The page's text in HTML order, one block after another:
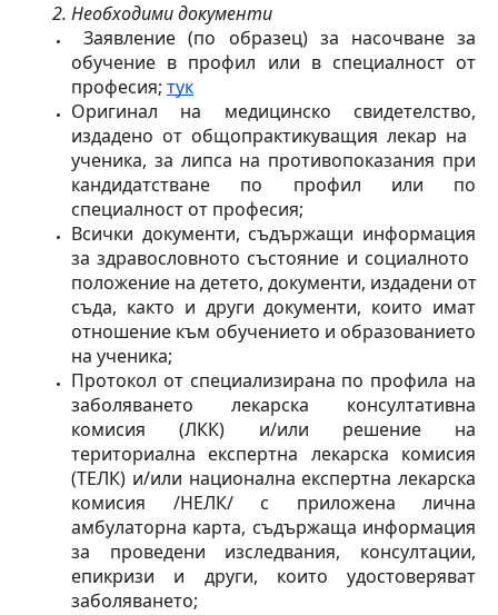
Необходими документи
Заявление (по образец) за насочване за
обучение в профил или в специалност от
професия; тук
Оригинал на медицинско свидетелство,
издадено от общопрактикуващия лекар на
ученика, за липса на противопоказания при
кандидатстване по профил или по
специалност от професия;
Всички документи, съдържащи информация
за здравословното състояние и социалното
положение на детето, документи, издадени от
съда, както и други документи, които имат
отношение към обучението и образованието
на ученика;
Протокол от специализирана по профила на
заболяването лекарска консултативна
комисия (ЛКК) и/или решение на
териториална експертна лекарска комисия
(ТЕЛК) и/или национална експертна лекарска
комисия /НЕЛК/ с приложена лична
амбулаторна карта, съдържаща информация
за проведени изследвания, консултации,
епикризи и други, които удостоверяват
заболяването;